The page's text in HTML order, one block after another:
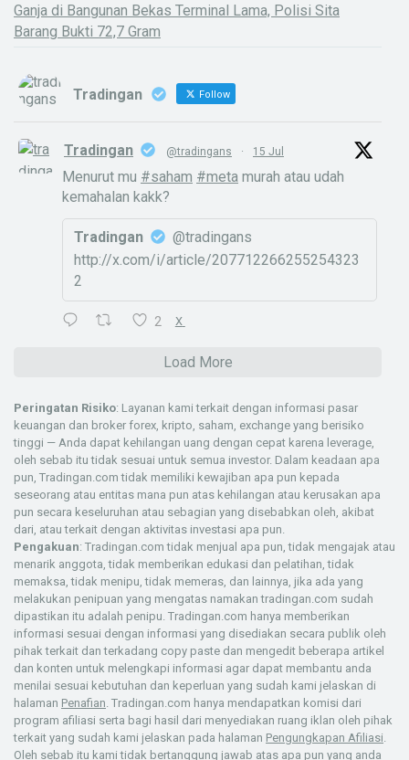
Ganja di Bangunan Bekas Terminal Lama, Polisi Sita
Barang Bukti 72,7 Gram
Tradingan Follow
Tradingan @tradingans · 15 Jul
Menurut mu #saham #meta murah atau udah
kemahalan kakk?
Tradingan
@tradingans
http://x.com/i/article/207712266255254323
2
2 X
Load More
Peringatan Risiko: Layanan kami terkait dengan informasi pasar
keuangan dan broker forex, kripto, saham, exchange yang berisiko
tinggi — Anda dapat kehilangan uang dengan cepat karena leverage,
oleh sebab itu tidak sesuai untuk semua investor. Dalam keadaan apa
pun, Tradingan.com tidak memiliki kewajiban apa pun kepada
seseorang atau entitas mana pun atas kehilangan atau kerusakan apa
pun secara keseluruhan atau sebagian yang disebabkan oleh, akibat
dari, atau terkait dengan aktivitas investasi apa pun.
Pengakuan: Tradingan.com tidak menjual apa pun, tidak mengajak atau
menarik anggota, tidak memberikan edukasi dan pelatihan, tidak
memaksa, tidak menipu, tidak memeras, dan lainnya, jika ada yang
melakukan penipuan yang mengatas namakan tradingan.com sudah
dipastikan itu adalah penipu. Tradingan.com hanya memberikan
informasi sesuai dengan informasi yang disediakan secara publik oleh
pihak terkait dan terkadang copy paste dan mengedit beberapa artikel
dan konten untuk melengkapi informasi agar dapat membantu anda
menilai sesuai kebutuhan dan keperluan yang sudah kami jelaskan di
halaman Penafian . Tradingan.com hanya mendapatkan komisi dari
program afiliasi serta bagi hasil dari menyediakan ruang iklan oleh pihak
terkait yang sudah kami jelaskan pada halaman Pengungkapan Afiliasi
Oleh sebab itu kami tidak bertanggung jawab atas apa pun yang anda